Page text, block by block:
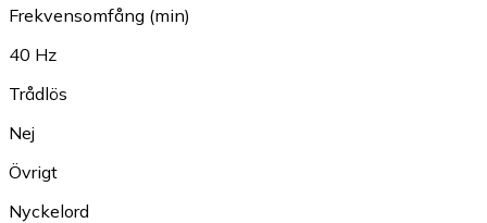
Frekvensomfång (min)
40 Hz
Trådlös
Nej
Övrigt
Nyckelord